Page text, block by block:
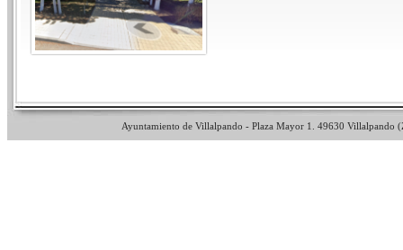
Ayuntamiento de Villalpando - Plaza Mayor 1. 49630